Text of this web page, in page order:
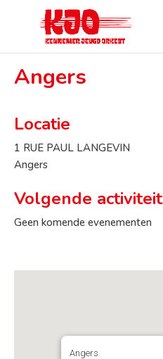
Angers
Locatie
1 RUE PAUL LANGEVIN
Angers
Volgende activiteit
Geen komende evenementen
Angers